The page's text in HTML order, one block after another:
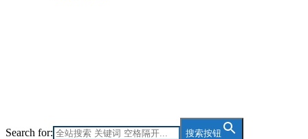
Search for: 搜索按钮